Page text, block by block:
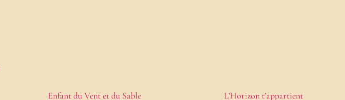
Enfant du Vent et du Sable L’Horizon t’appartient